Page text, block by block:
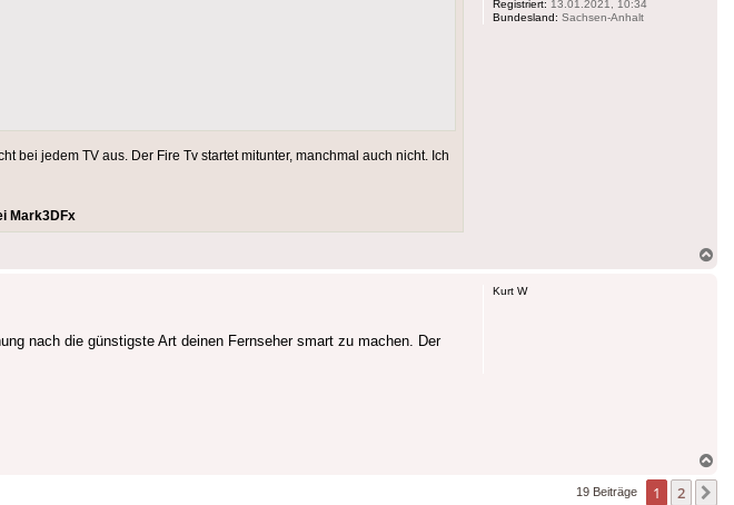
Registriert: 13.01.2021, 10:34
Bundesland: Sachsen-Anhalt
bei jedem TV aus. Der Fire Tv startet mitunter, manchmal auch nicht. Ich
Mark3DFx
Kurt W
nach die günstigste Art deinen Fernseher smart zu machen. Der
19 Beiträge 1 2